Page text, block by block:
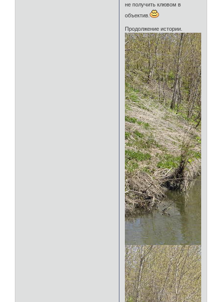
не получить клювом в
объектив.
Продолжение истории.